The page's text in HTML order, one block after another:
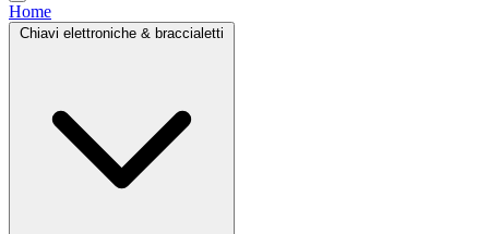
Home